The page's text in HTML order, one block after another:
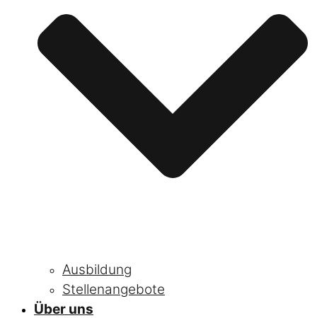
Ausbildung
Stellenangebote
Über uns